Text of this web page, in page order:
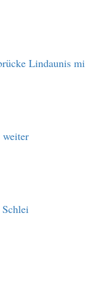
Lindaunis
Schlei